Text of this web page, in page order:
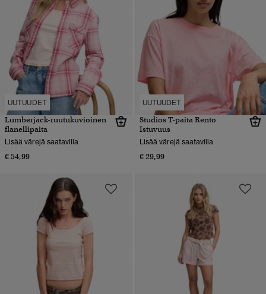
UUTUUDET
Lumberjack-ruutukuvioinen
flanellipaita
Lisää värejä saatavilla
€ 54,99
UUTUUDET
Studios T-paita Rento
Istuvuus
Lisää värejä saatavilla
€ 29,99